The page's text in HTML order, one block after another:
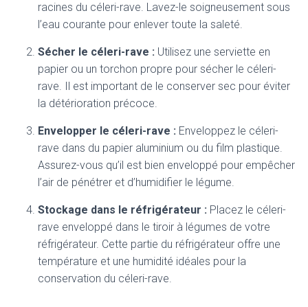
racines du céleri-rave. Lavez-le soigneusement sous
l’eau courante pour enlever toute la saleté.
Sécher le céleri-rave : Utilisez une serviette en
papier ou un torchon propre pour sécher le céleri-
rave. Il est important de le conserver sec pour éviter
la détérioration précoce.
Envelopper le céleri-rave : Enveloppez le céleri-
rave dans du papier aluminium ou du film plastique.
Assurez-vous qu’il est bien enveloppé pour empêcher
l’air de pénétrer et d’humidifier le légume.
Stockage dans le réfrigérateur : Placez le céleri-
rave enveloppé dans le tiroir à légumes de votre
réfrigérateur. Cette partie du réfrigérateur offre une
température et une humidité idéales pour la
conservation du céleri-rave.